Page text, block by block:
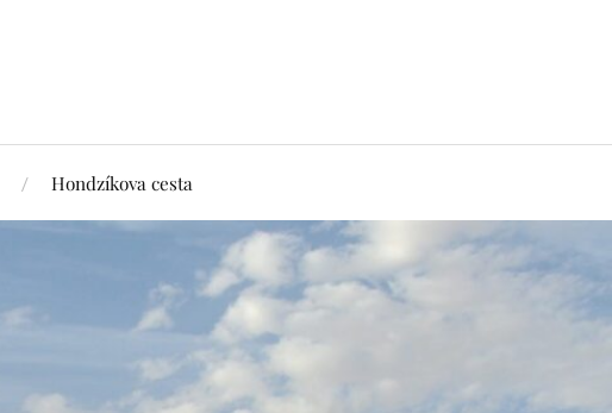
Hondzíkova cesta